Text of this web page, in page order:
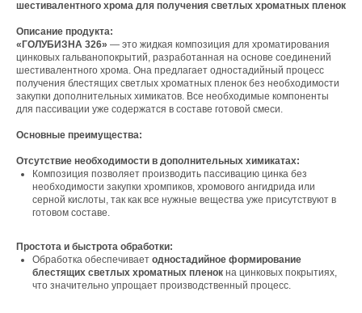
шестивалентного хрома для получения светлых хроматных пленок
Описание продукта:
«ГОЛУБИЗНА 326» — это жидкая композиция для хроматирования
цинковых гальванопокрытий, разработанная на основе соединений
шестивалентного хрома. Она предлагает одностадийный процесс
получения блестящих светлых хроматных пленок без необходимости
закупки дополнительных химикатов. Все необходимые компоненты
для пассивации уже содержатся в составе готовой смеси.
Основные преимущества:
Отсутствие необходимости в дополнительных химикатах:
Композиция позволяет производить пассивацию цинка без
необходимости закупки хромпиков, хромового ангидрида или
серной кислоты, так как все нужные вещества уже присутствуют в
готовом составе.
Простота и быстрота обработки:
Обработка обеспечивает одностадийное формирование
блестящих светлых хроматных пленок на цинковых покрытиях,
что значительно упрощает производственный процесс.